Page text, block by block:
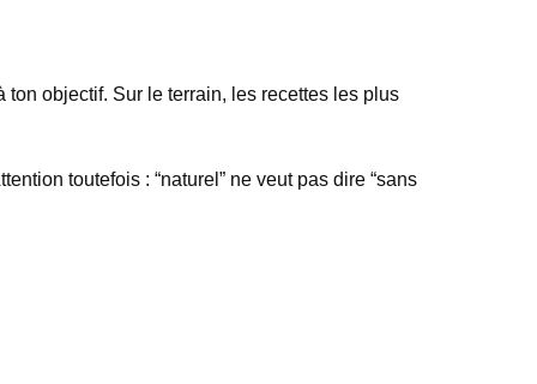
objectif. Sur le terrain, les recettes les plus
toutefois : “naturel” ne veut pas dire “sans